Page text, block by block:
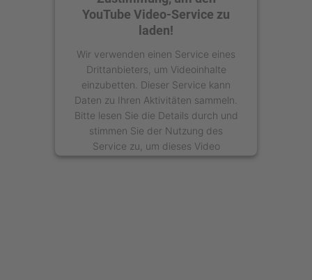
YouTube Video-Service zu
laden!
Wir verwenden einen Service eines
Drittanbieters, um Videoinhalte
einzubetten. Dieser Service kann
Daten zu Ihren Aktivitäten sammeln.
Bitte lesen Sie die Details durch und
stimmen Sie der Nutzung des
Service zu, um dieses Video
anzusehen.